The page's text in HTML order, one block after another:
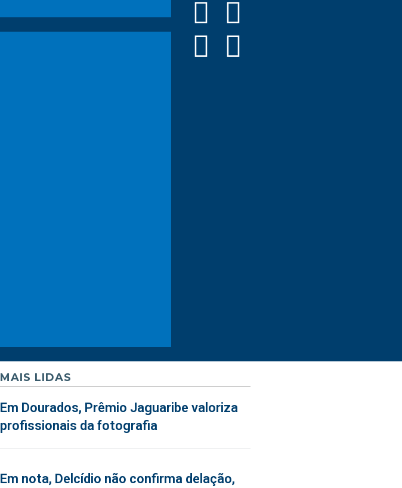
MAIS LIDAS
Em Dourados, Prêmio Jaguaribe valoriza
profissionais da fotografia
Em nota, Delcídio não confirma delação,